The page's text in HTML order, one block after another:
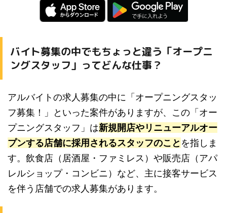
バイト募集の中でもちょっと違う「オープニ
ングスタッフ」ってどんな仕事？
アルバイトの求人募集の中に「オープニングスタッ
フ募集！」といった案件がありますが、この「オー
プニングスタッフ」は新規開店やリニューアルオー
プンする店舗に採用されるスタッフのこと を指しま
す。飲食店（居酒屋・ファミレス）や販売店（アパ
レルショップ・コンビニ）など、主に接客サービス
を伴う店舗での求人募集があります。